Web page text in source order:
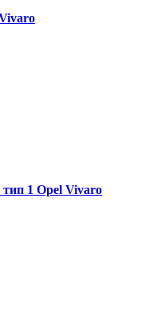
тип 1 Opel Vivaro